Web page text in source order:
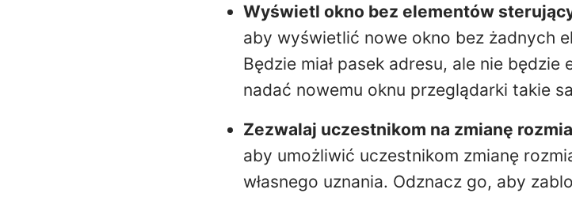
Wyświetl okno bez elementów
aby wyświetlić nowe okno bez żadnych
Będzie miał pasek adresu, ale nie
nadać nowemu oknu przeglądarki takie
Zezwalaj uczestnikom na zmianę
aby umożliwić uczestnikom zmianę
własnego uznania. Odznacz go, aby